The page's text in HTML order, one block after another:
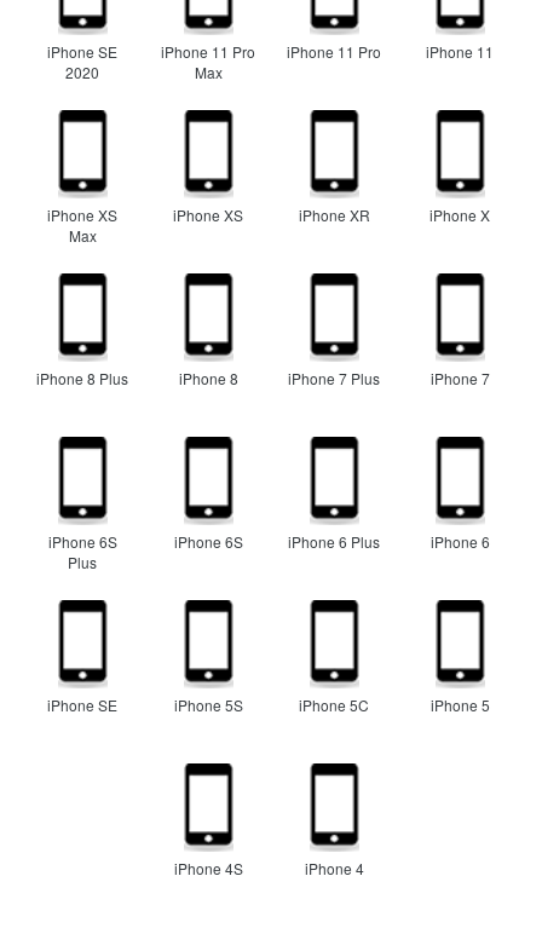
iPhone SE
2020
iPhone 11 Pro
Max
iPhone 11 Pro iPhone 11
iPhone XS
Max
iPhone XS iPhone XR iPhone X
iPhone 8 Plus iPhone 8 iPhone 7 Plus iPhone 7
iPhone 6S
Plus
iPhone 6S iPhone 6 Plus iPhone 6
iPhone SE iPhone 5S iPhone 5C iPhone 5
iPhone 4S iPhone 4